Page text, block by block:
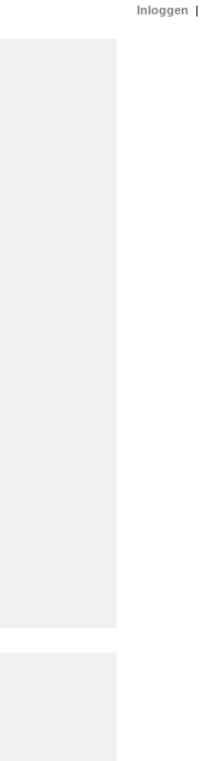
Inloggen |